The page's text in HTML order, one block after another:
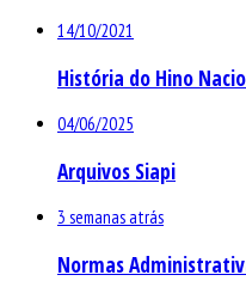
14/10/2021
História do Hino
04/06/2025
Arquivos Siapi
3 semanas atrás
Normas